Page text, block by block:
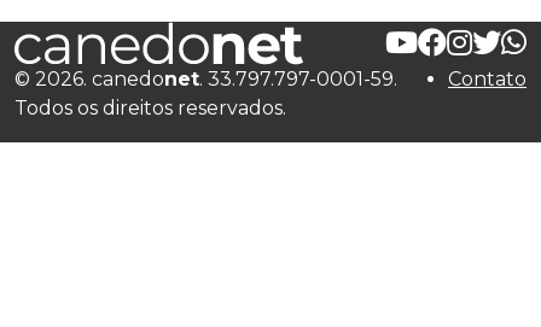
© 2026. canedonet. 33.797.797-0001-59.
Todos os direitos reservados.
Contato